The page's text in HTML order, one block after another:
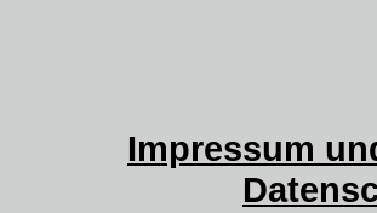
Impressum